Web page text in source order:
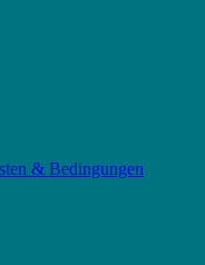
& Bedingungen